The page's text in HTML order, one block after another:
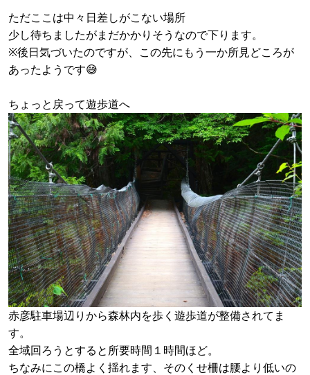
ただここは中々日差しがこない場所
少し待ちましたがまだかかりそうなので下ります。
※後日気づいたのですが、この先にもう一か所見どころが
あったようです😅
ちょっと戻って遊歩道へ
赤彦駐車場辺りから森林内を歩く遊歩道が整備されてま
す。
全域回ろうとすると所要時間１時間ほど。
ちなみにこの橋よく揺れます、そのくせ柵は腰より低いの